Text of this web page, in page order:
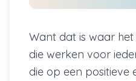
Want dat is waar
die werken voor
die op een positieve